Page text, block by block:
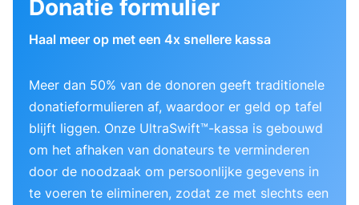
Donatie formulier
Haal meer op met een 4x snellere kassa
Meer dan 50% van de donoren geeft traditionele
donatieformulieren af, waardoor er geld op tafel
blijft liggen. Onze UltraSwift™-kassa is gebouwd
om het afhaken van donateurs te verminderen
door de noodzaak om persoonlijke gegevens in
te voeren te elimineren, zodat ze met slechts een